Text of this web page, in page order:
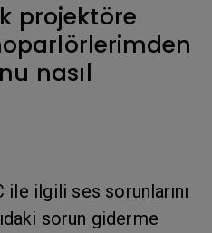
projektöre
nasıl
ilgili ses sorunlarını
sorun giderme